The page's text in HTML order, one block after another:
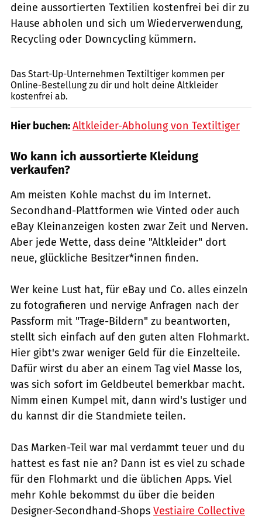
deine aussortierten Textilien kostenfrei bei dir zu
Hause abholen und sich um Wiederverwendung,
Recycling oder Downcycling kümmern.
Das Start-Up-Unternehmen Textiltiger kommen per
Online-Bestellung zu dir und holt deine Altkleider
kostenfrei ab.
Hier buchen:Altkleider-Abholung von Textiltiger
Wo kann ich aussortierte Kleidung
verkaufen?
Am meisten Kohle machst du im Internet.
Secondhand-Plattformen wie Vinted oder auch
eBay Kleinanzeigen kosten zwar Zeit und Nerven.
Aber jede Wette, dass deine "Altkleider" dort
neue, glückliche Besitzer*innen finden.
Wer keine Lust hat, für eBay und Co. alles einzeln
zu fotografieren und nervige Anfragen nach der
Passform mit "Trage-Bildern" zu beantworten,
stellt sich einfach auf den guten alten Flohmarkt.
Hier gibt's zwar weniger Geld für die Einzelteile.
Dafür wirst du aber an einem Tag viel Masse los,
was sich sofort im Geldbeutel bemerkbar macht.
Nimm einen Kumpel mit, dann wird's lustiger und
du kannst dir die Standmiete teilen.
Das Marken-Teil war mal verdammt teuer und du
hattest es fast nie an? Dann ist es viel zu schade
für den Flohmarkt und die üblichen Apps. Viel
mehr Kohle bekommst du über die beiden
Designer-Secondhand-Shops Vestiaire Collective